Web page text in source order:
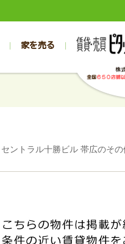
帯広の売買物件一覧
帯広の中古一戸建て
帯
帯
帯
旭川の売買物件一覧
旭川の中古一戸建て
旭
旭
旭
家を売る
スタッフブログ
売却のお問合せ
セントラル十勝ビル 帯広のその